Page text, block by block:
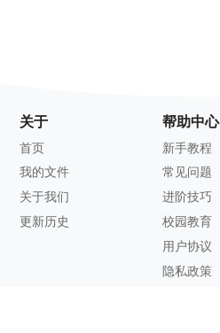
关于
首页
我的文件
关于我们
更新历史
帮助中心
新手教程
常见问题
进阶技巧
校园教育
用户协议
隐私政策